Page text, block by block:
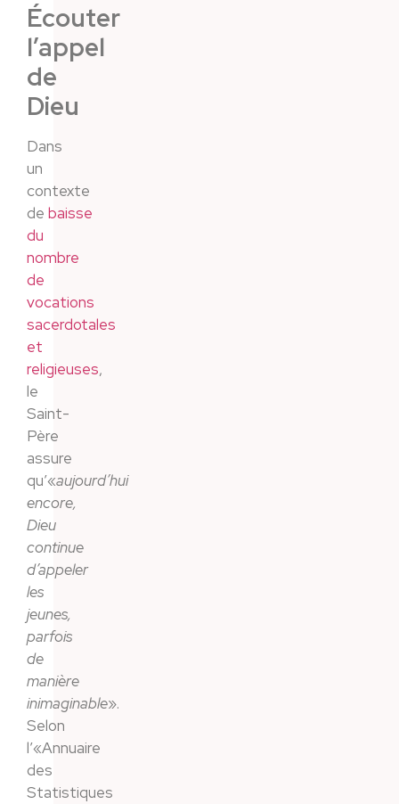
Écouter
l’appel
de
Dieu
Dans
un
contexte
de baisse
du
nombre
de
vocations
sacerdotales
et
religieuses,
le
Saint-
Père
assure
qu’«aujourd’hui
encore,
Dieu
continue
d’appeler
les
jeunes,
parfois
de
manière
inimaginable».
Selon
l’«Annuaire
des
Statistiques